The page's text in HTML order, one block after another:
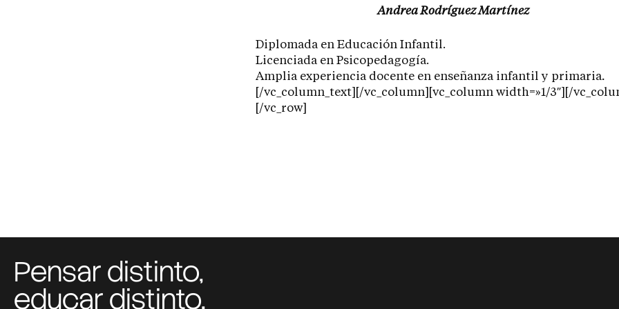
Andrea Rodríguez Martínez
Diplomada en Educación Infantil.
Licenciada en Psicopedagogía.
Amplia experiencia docente en enseñanza infantil y primaria.
[/vc_column_text][/vc_column][vc_column width=»1/3″][/
[/vc_row]
Pensar distinto,
educar distinto,